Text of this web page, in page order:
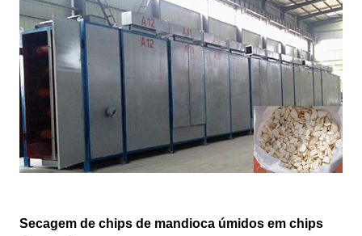
Secagem de chips de mandioca úmidos em chips